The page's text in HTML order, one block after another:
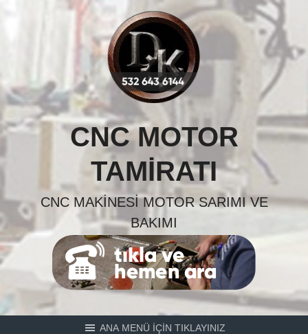
CNC MOTOR
TAMIRATI
CNC MAKINESI MOTOR SARIMI VE
BAKIMI
ANA MENÜ İÇİN TIKLAYINIZ